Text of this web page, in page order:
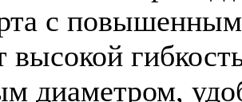
с
высокой
диаметром,